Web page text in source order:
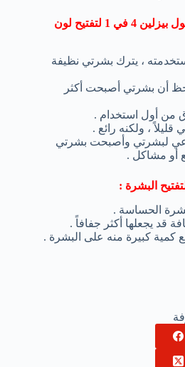
أراء الذين قاموا باستخدام غسول بيزلين 4 في 1 لتفتيح لون
، يترك بشرتي نظيفة
أن بشرتي أصبحت أكثر
من أول استخدام .
، ولكنه رائع .
لبشرتي وأصبحت بشرتي
أو مشاكل .
الحساسة .
قد يجعلها أكثر جفافاً .
كبيرة منه على البشرة .